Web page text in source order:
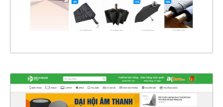
XEM THỰC TẾ